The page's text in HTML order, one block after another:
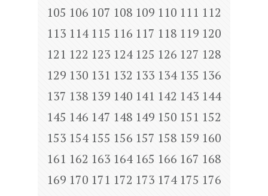
105 106 107 108 109 110 111 112
113 114 115 116 117 118 119 120
121 122 123 124 125 126 127 128
129 130 131 132 133 134 135 136
137 138 139 140 141 142 143 144
145 146 147 148 149 150 151 152
153 154 155 156 157 158 159 160
161 162 163 164 165 166 167 168
169 170 171 172 173 174 175 176